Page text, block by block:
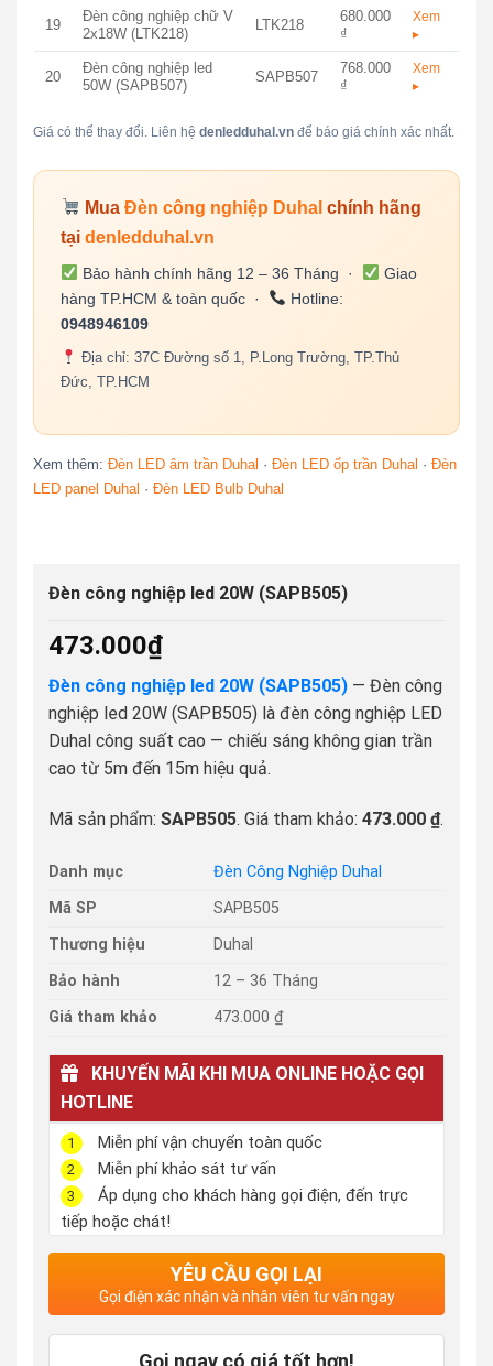
19
Đèn công nghiệp chữ V
2x18W (LTK218)
LTK218
680.000
₫
Xem
▸
20
Đèn công nghiệp led
50W (SAPB507)
SAPB507
768.000
₫
Xem
▸
Giá có thể thay đổi. Liên hệ denledduhal.vnđể báo giá chính xác nhất.
MuaĐèn công nghiệp Duhal chính hãng
tại denledduhal.vn
Bảo hành chính hãng 12 – 36 Tháng ·
Giao
hàng TP.HCM & toàn quốc ·
Hotline:
0948946109
Địa chỉ: 37C Đường số 1, P.Long Trường, TP.Thủ
Đức, TP.HCM
Xem thêm: Đèn LED âm trần Duhal · Đèn LED ốp trần Duhal · Đèn
LED panel Duhal · Đèn LED Bulb Duhal
Đèn công nghiệp led 20W (SAPB505)
473.000₫
Đèn công nghiệp led 20W (SAPB505)— Đèn công
nghiệp led 20W (SAPB505) là đèn công nghiệp LED
Duhal công suất cao — chiếu sáng không gian trần
cao từ 5m đến 15m hiệu quả.
Mã sản phẩm: SAPB505. Giá tham khảo: 473.000 ₫.
Danh mục
Đèn Công Nghiệp Duhal
Mã SP
SAPB505
Thương hiệu
Duhal
Bảo hành
12 – 36 Tháng
Giá tham khảo
473.000 ₫
KHUYẾN MÃI KHI MUA ONLINE HOẶC GỌI
HOTLINE
1 Miễn phí vận chuyển toàn quốc
2 Miễn phí khảo sát tư vấn
3
Áp dụng cho khách hàng gọi điện, đến trực
tiếp hoặc chát!
YÊU CẦU GỌI LẠI
Gọi điện xác nhận và nhân viên tư vấn ngay